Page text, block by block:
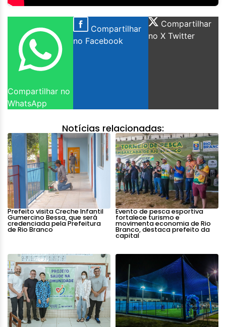
Compartilhar no
WhatsApp
Compartilhar
no Facebook
Compartilhar
no X Twitter
Notícias relacionadas:
Prefeito visita Creche Infantil
Gumercino Bessa, que será
credenciada pela Prefeitura
de Rio Branco
Evento de pesca esportiva
fortalece turismo e
movimenta economia de Rio
Branco, destaca prefeito da
capital